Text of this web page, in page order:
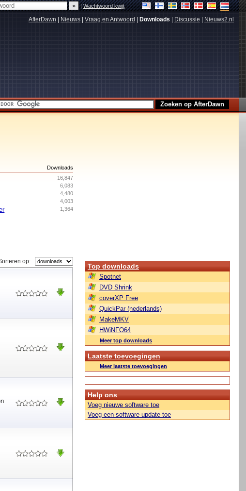
|Wachtwoord kwijt
AfterDawn Nieuws Vraag en Antwoord Downloads Discussie Nieuws2.nl
Downloads
16,847
6,083
4,480
4,003
1,364
op:
Top downloads
Spotnet
DVD Shrink
coverXP Free
QuickPar (nederlands)
MakeMKV
HWiNFO64
Meer top downloads
Laatste toevoegingen
Meer laatste toevoegingen
Help ons
Voeg nieuwe software toe
Voeg een software update toe